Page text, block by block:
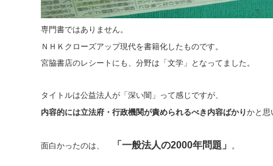
専門書ではありません。
ＮＨＫクローズアップ現代を書籍化したものです。
宮脇書店のレシートにも、分野は「文学」となってました。
タイトルは公益法人が「深い闇」って感じですが、
内容的には立法府・行政機関が責められるべき内容ばかりかと思
面白かったのは、 「一般法人の2000年問題」 。